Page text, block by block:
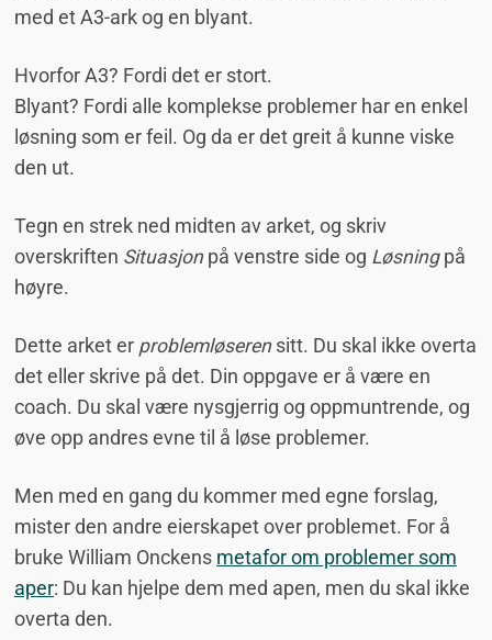
med et A3-ark og en blyant.
Hvorfor A3? Fordi det er stort.
Blyant? Fordi alle komplekse problemer har en enkel
løsning som er feil. Og da er det greit å kunne viske
den ut.
Tegn en strek ned midten av arket, og skriv
overskriften Situasjonpå venstre side og Løsningpå
høyre.
Dette arket er problemløserensitt. Du skal ikke overta
det eller skrive på det. Din oppgave er å være en
coach. Du skal være nysgjerrig og oppmuntrende, og
øve opp andres evne til å løse problemer.
Men med en gang du kommer med egne forslag,
mister den andre eierskapet over problemet. For å
bruke William Onckens metafor om problemer som
aper: Du kan hjelpe dem med apen, men du skal ikke
overta den.